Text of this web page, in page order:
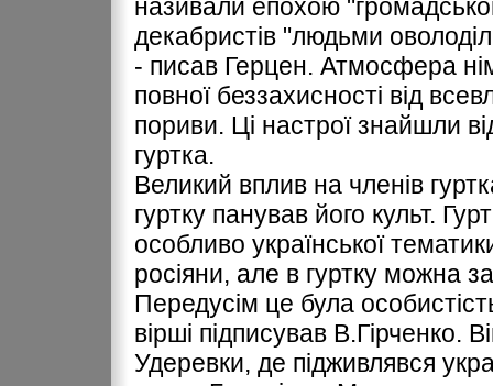
називали епохою
декабристів "людьми
- писав Герцен. Атмосфера
повної беззахисності від
пориви. Ці настрої знайшли
гуртка.
Великий вплив на членів
гуртку панував його культ.
особливо української
росіяни, але в гуртку можна
Передусім це була
вірші підписував В.Гірченко.
Удеревки, де підживлявся